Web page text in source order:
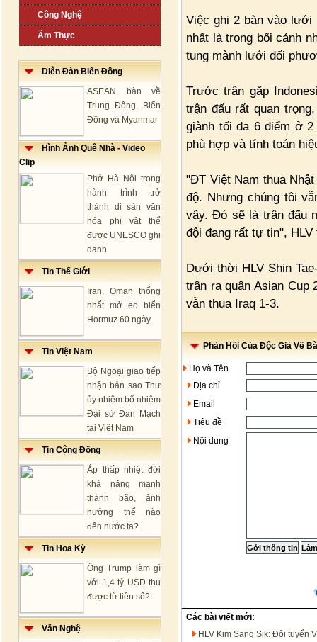
Công Nghệ
Ẩm Thực
Diễn Đàn Biển Đông
ASEAN bàn về
Trung Đông, Biển
Đông và Myanmar
Hình Ảnh Quê Nhà - Video
Clip
Phở Hà Nội trong
hành trình trở
thành di sản văn
hóa phi vật thể
được UNESCO ghi
danh
Tin Thế Giới
Iran, Oman thống
nhất mở eo biển
Hormuz 60 ngày
Tin Việt Nam
Bộ Ngoại giao tiếp
nhận bản sao Thư
ủy nhiệm bổ nhiệm
Đại sứ Đan Mạch
tại Việt Nam
Tin Cộng Đồng
Áp thấp nhiệt đới
khả năng mạnh
thành bão, ảnh
hưởng thế nào
đến nước ta?
Tin Hoa Kỳ
Ông Trump làm gì
với 1,4 tỷ USD thu
được từ tiền số?
Văn Nghệ
Việc ghi 2 bàn vào
nhất là trong bối cảnh
tung mành lưới đối
Trước trận gặp
trận đấu rất quan
giành tối đa 6 điểm ở
phù hợp và tính toán
"ĐT Việt Nam thua
độ. Nhưng chúng tôi
vậy. Đó sẽ là trận đấu
đội đang rất tự tin",
Dưới thời HLV Shin
trận ra quân Asian Cup
vẫn thua Iraq 1-3.
Phản Hồi Của Độc Giả Về
Họ và Tên
Địa chỉ
Email
Tiêu đề
Nội dung
Các bài viết mới:
HLV Kim Sang Sik: Đội tuyển